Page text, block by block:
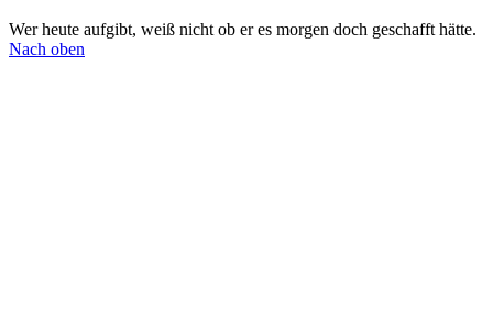
Wer heute aufgibt, weiß nicht ob er es morgen doch geschafft hätte.
Nach oben